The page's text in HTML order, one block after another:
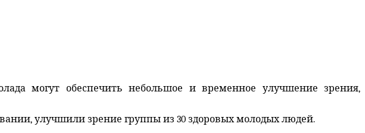
могут обеспечить небольшое и временное улучшение зрения,
улучшили зрение группы из 30 здоровых молодых людей.